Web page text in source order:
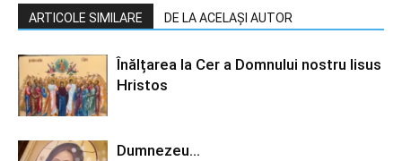
ARTICOLE SIMILARE DE LA ACELAȘI AUTOR
Înălțarea la Cer a Domnului nostru Iisus
Hristos
Dumnezeu…